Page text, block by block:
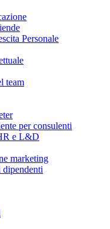
Personale
team
per consulenti
e L&D
marketing